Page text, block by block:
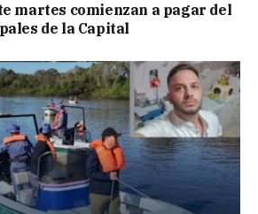
martes comienzan a pagar del
de la Capital